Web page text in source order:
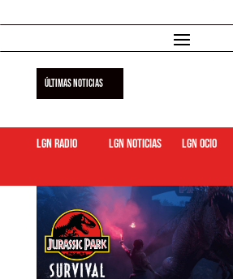
ÚLTIMAS NOTICIAS
LGN Radio LGN Noticias LGN ocio